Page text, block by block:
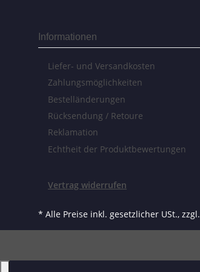
Informationen
Liefer- und Versandkosten
Zahlungsmöglichkeiten
Bestelländerungen
Rücksendung / Retoure
Reklamation
Echtheit der Produktbewertungen
Vertrag widerrufen
* Alle Preise inkl. gesetzlicher USt., zzgl.